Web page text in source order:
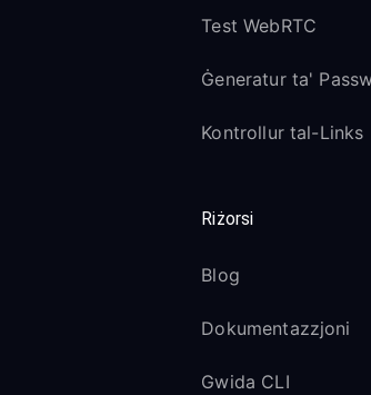
Test WebRTC
Ġeneratur ta'
Kontrollur tal-Links
Riżorsi
Blog
Dokumentazzjoni
Gwida CLI